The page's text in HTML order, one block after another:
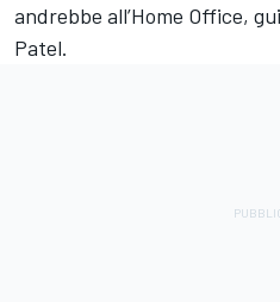
andrebbe all’Home Office,
Patel.